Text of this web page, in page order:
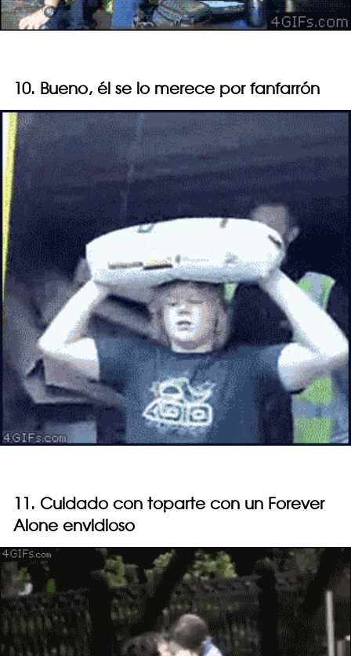
10. Bueno, él se lo merece por fanfarrón
11. Cuidado con toparte con un Forever
Alone envidioso